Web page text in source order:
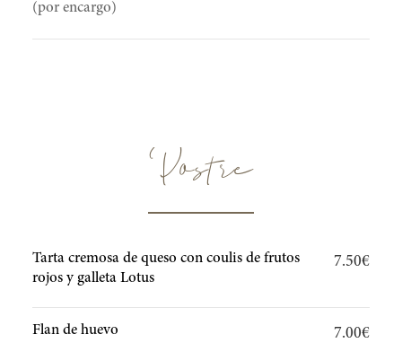
(por encargo)
Postre
Tarta cremosa de queso con coulis de frutos
rojos y galleta Lotus
7.50€
Flan de huevo 7.00€